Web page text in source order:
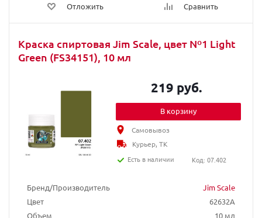
Отложить Сравнить
Краска спиртовая Jim Scale, цвет Nº1 Light
Green (FS34151), 10 мл
Бренд/Производитель
Jim Scale
Цвет
62632A
Объем
10 мл
219 руб.
В корзину
Самовывоз
Курьер, ТК
Есть в наличии
Код: 07.402